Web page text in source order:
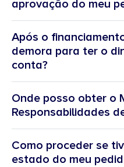
aprovação do meu
Após o
demora para ter o
conta?
Onde posso obter o
Responsabilidades
Como proceder se
estado do meu